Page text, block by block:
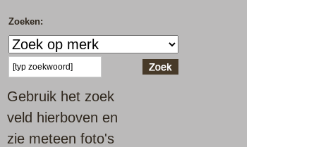
Zoeken:
Gebruik het zoek
veld hierboven en
zie meteen foto's